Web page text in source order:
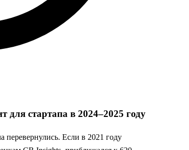
для стартапа в 2024–2025 году
перевернулись. Если в 2021 году